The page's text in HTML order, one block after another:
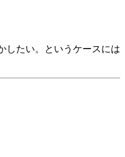
したい。というケースには